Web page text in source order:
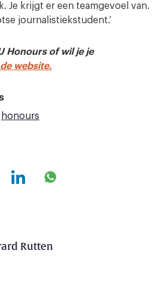
Je krijgt er een teamgevoel van.
journalistiekstudent.’
Honours of wil je je
website.
honours
Rutten